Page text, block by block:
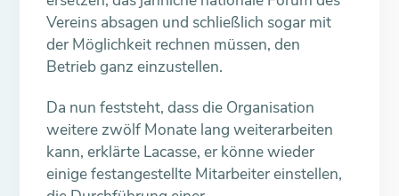
Vereins absagen und schließlich sogar mit
der Möglichkeit rechnen müssen, den
Betrieb ganz einzustellen.
Da nun feststeht, dass die Organisation
weitere zwölf Monate lang weiterarbeiten
kann, erklärte Lacasse, er könne wieder
einige festangestellte Mitarbeiter einstellen,